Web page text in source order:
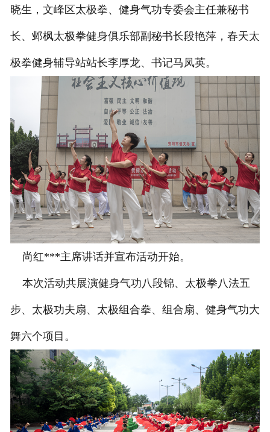
晓生，文峰区太极拳、健身气功专委会主任兼秘书
长、邺枫太极拳健身俱乐部副秘书长段艳萍，春天太
极拳健身辅导站站长李厚龙、书记马凤英。
尚红***主席讲话并宣布活动开始。
本次活动共展演健身气功八段锦、太极拳八法五
步、太极功夫扇、太极组合拳、组合扇、健身气功大
舞六个项目。